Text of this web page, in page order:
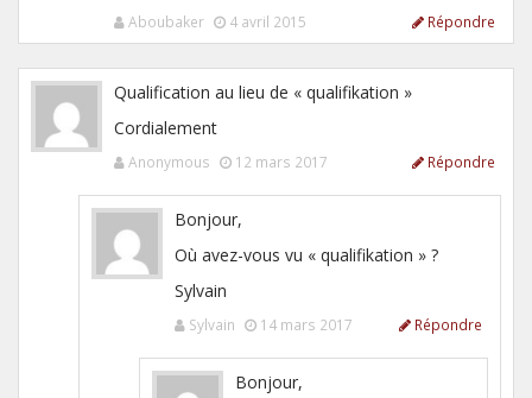
Aboubaker 4 avril 2015 Répondre
Qualification au lieu de « qualifikation »
Cordialement
Anonymous 12 mars 2017 Répondre
Bonjour,
Où avez-vous vu « qualifikation » ?
Sylvain
Sylvain 14 mars 2017 Répondre
Bonjour,